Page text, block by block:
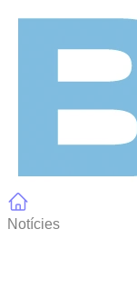
Notícies